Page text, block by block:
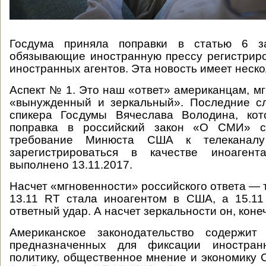
Госдума приняла поправки в статью 6
обязывающие иностранную прессу
иностранных агентов. Эта новость имеет
Аспект № 1. Это наш «ответ» американцам,
«вынужденный и зеркальный». Последние
спикера Госдумы Вячеслава Володина,
поправка в российский закон «О СМИ»
требование Минюста США к
зарегистрироваться в качестве
выполнено 13.11.2017.
Насчет «мгновенности» российского ответа —
13.11 RT стала иноагентом в США, а 15.11
ответный удар. А насчет зеркальности он,
Американское законодательство содержит
предназначенных для фиксации
политику, общественное мнение и